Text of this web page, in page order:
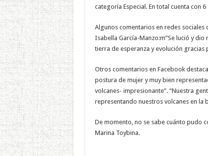
categoría Especial. En total cuenta con
Algunos comentarios en redes sociales
Isabella García-Manzo:m“Se lució y
tierra de esperanza y evolución gracias
Otros comentarios en Facebook
postura de mujer y muy bien
volcanes- impresionante”. “Nuestra
representando nuestros volcanes en la
De momento, no se sabe cuánto pudo
Marina Toybina.